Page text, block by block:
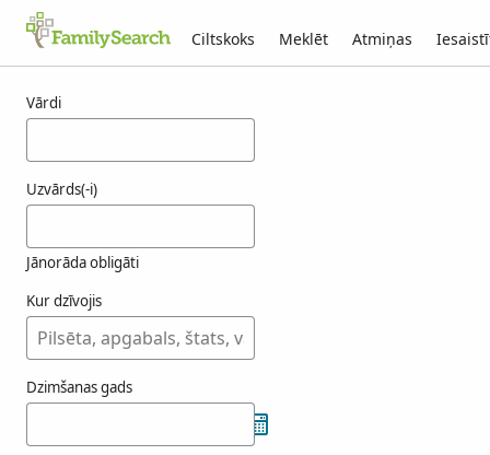
Ciltskoks Meklēt Atmiņas
Vārdi
Uzvārds(-i)
Jānorāda obligāti
Kur dzīvojis
Dzimšanas gads